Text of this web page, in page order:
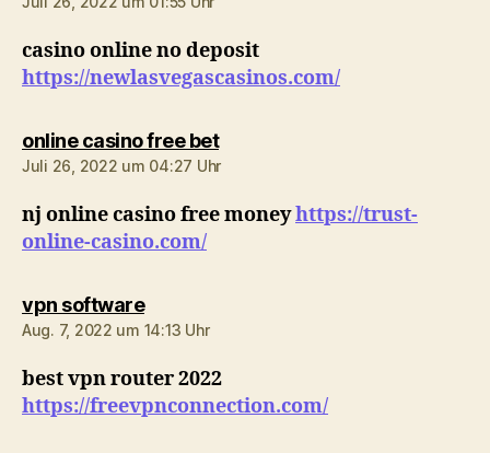
casino online no deposit
https://newlasvegascasinos.com/
online casino free betsagt:
Juli 26, 2022 um 04:27 Uhr
nj online casino free moneyhttps://trust-
online-casino.com/
vpn softwaresagt:
Aug. 7, 2022 um 14:13 Uhr
best vpn router 2022
https://freevpnconnection.com/